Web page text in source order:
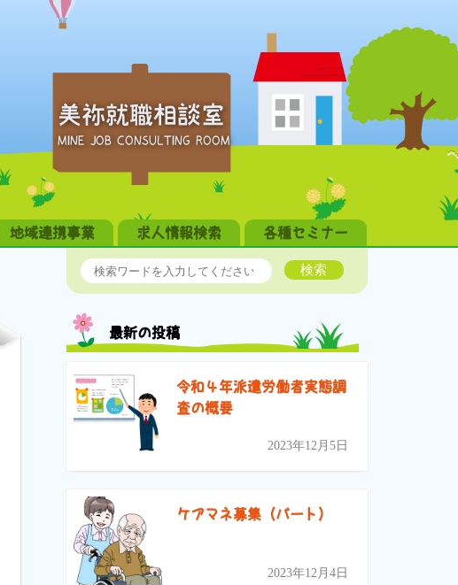
美祢就職相談室
MINE JOB CONSULTING ROOM
地域連携事業 求人情報検索 各種セミナー
検索
最新の投稿
令和４年派遣労働者実態調
査の概要
2023年12月5日
ケアマネ募集（パート）
2023年12月4日